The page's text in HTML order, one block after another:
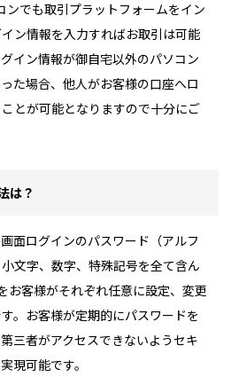
ンでも取引プラットフォームをイン
ン情報を入力すればお取引は可能
イン情報が御自宅以外のパソコン
た場合、他人がお客様の口座へロ
とが可能となりますので十分にご
は？
面ログインのパスワード（アルフ
文字、数字、特殊記号を全て含ん
お客様がそれぞれ任意に設定、変更
。お客様が定期的にパスワードを
三者がアクセスできないようセキ
現可能です。